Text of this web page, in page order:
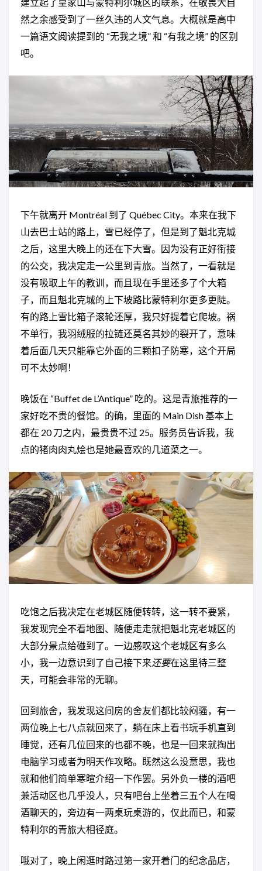
然之余感受到了一丝久违的人文气息。大概就是高中
一篇语文阅读提到的 “无我之境” 和 “有我之境” 的区别
吧。
下午就离开 Montréal 到了 Québec City。本来在我下
山去巴士站的路上，雪已经停了，但是到了魁北克城
之后，这里大晚上的还在下大雪。因为没有正好衔接
的公交，我决定走一公里到青旅。当然了，一看就是
没有吸取上午的教训，而且现在手里还多了个大箱
子，而且魁北克城的上下坡路比蒙特利尔更多更陡。
有的路上雪比箱子滚轮还厚，我只好提着它爬坡。祸
不单行，我羽绒服的拉链还莫名其妙的裂开了，意味
着后面几天只能靠它外面的三颗扣子防寒，这个开局
可不太妙啊！
晚饭在 “Buffet de L’Antique” 吃的。这是青旅推荐的一
家好吃不贵的餐馆。的确，里面的 Main Dish 基本上
都在 20 刀之内，最贵贵不过 25。服务员告诉我，我
点的猪肉肉丸烩也是她最喜欢的几道菜之一。
吃饱之后我决定在老城区随便转转，这一转不要紧，
我发现完全不看地图、随便走走就把魁北克老城区的
大部分景点给碰到了。一边感叹这个老城区有多么
小，我一边意识到了自己接下来还要在这里待三整
天，可能会非常的无聊。
回到旅舍，我发现这间房的舍友们都比较闷骚，有一
两位晚上七八点就回来了，躺在床上看书玩手机直到
睡觉，还有几位回来的也都不晚，也是一回来就掏出
电脑学习或者为明天作攻略。既然这么没意思，我也
就和他们简单寒暄介绍一下作罢。另外负一楼的酒吧
兼活动区也几乎没人，只有吧台上坐着三五个人在喝
酒聊天的，旁边有一两桌玩桌游的，仅此而已，和蒙
特利尔的青旅大相径庭。
哦对了，晚上闲逛时路过第一家开着门的纪念品店，